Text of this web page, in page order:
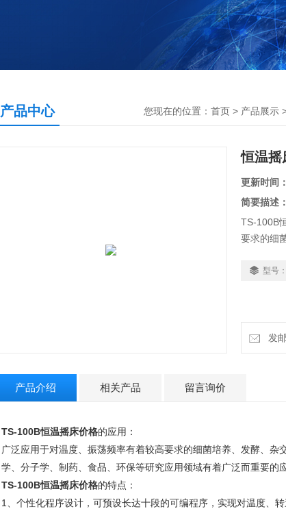
产品中心 您现在的位置： 首页 > 产品展示
恒温摇
更新时间：
简要描述：
TS-100B
要求的细
广泛而重
型号：
发
产品介绍 相关产品 留言询价
TS-100B恒温摇床价格的应用：
广泛应用于对温度、振荡频率有着较高要求的细菌培养、发酵、
学、分子学、制药、食品、环保等研究应用领域有着广泛而重要的应
TS-100B恒温摇床价格的特点：
1、 个性化程序设计，可预设长达十段的可编程序，实现对温度、